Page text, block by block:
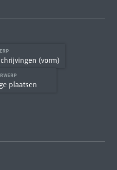
(vorm)
plaatsen